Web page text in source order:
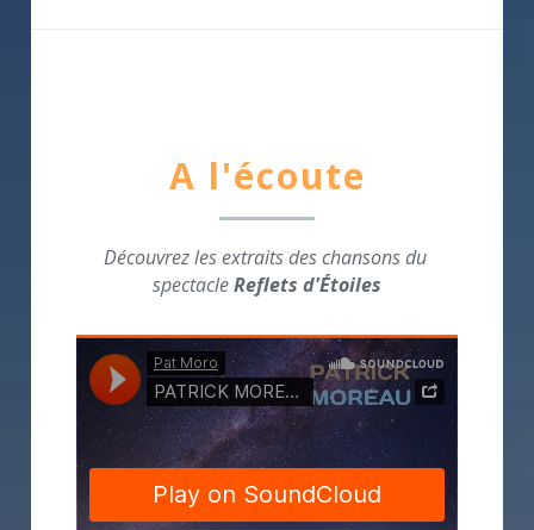
A l'écoute
Découvrez les extraits des chansons du
spectacle Reflets d'Étoiles